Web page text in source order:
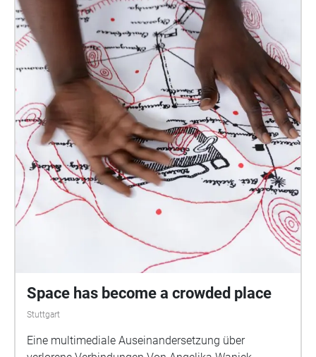
alltäglichen Klängen und atmosphärischer Musik
vermischen. Lausche den Klängen, lass das Leben
der Stadt an Dir vorbeiziehen und folge Deiner
Fantasie, was an diesem Ort einmal war oder in der
Zukunft sein könnte. Tipp: Du kannst jeder
Klangzone antippen um zu erfahren, was den
Künstler am jeweiligen Ort inspiriert hat. Es ist
möglich, den Soundwalk in jeder Klangzone zu
beginnen. WICHTIG: Bitte achte stets auf Deine
Umgebung und stelle die Lautstärke so ein, dass du
Deine Umgebung (andere Personen, Fahrradfahrer,
Autos etc.) wahrnehmen kannst. Der Soundwalk
wurde gefördert durch die Kulturabteilung der Stadt
Space has become a crowded place
Stuttgart
Eine multimediale Auseinandersetzung über